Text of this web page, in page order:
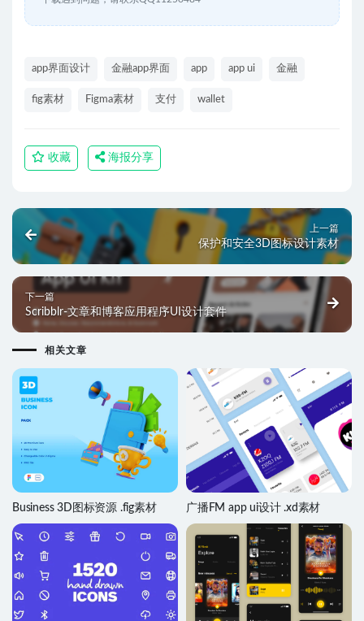
app界面设计 金融app界面 app app ui 金融
fig素材 Figma素材 支付 wallet
收藏 海报分享
上一篇
保护和安全3D图标设计素材
下一篇
Scribblr-文章和博客应用程序UI设计套件
相关文章
Business 3D图标资源 .fig素材 广播FM app ui设计 .xd素材